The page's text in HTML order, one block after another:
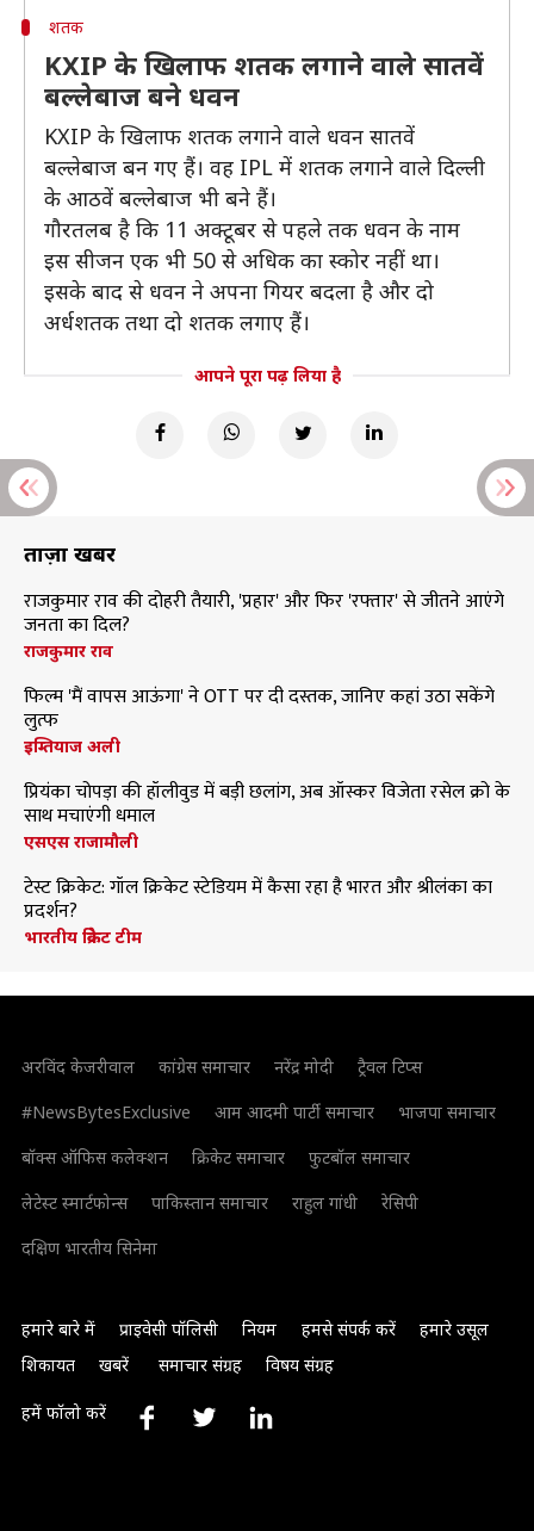
शतक
KXIP के खिलाफ शतक लगाने वाले सातवें
बल्लेबाज बने धवन
KXIP के खिलाफ शतक लगाने वाले धवन सातवें
बल्लेबाज बन गए हैं। वह IPL में शतक लगाने वाले दिल्ली
के आठवें बल्लेबाज भी बने हैं।
गौरतलब है कि 11 अक्टूबर से पहले तक धवन के नाम
इस सीजन एक भी 50 से अधिक का स्कोर नहीं था।
इसके बाद से धवन ने अपना गियर बदला है और दो
अर्धशतक तथा दो शतक लगाए हैं।
आपने पूरा पढ़ लिया है
ताज़ा खबरें
राजकुमार राव की दोहरी तैयारी, 'प्रहार' और फिर 'रफ्तार' से जीतने आएंगे
जनता का दिल?
राजकुमार राव
फिल्म 'मैं वापस आऊंगा' ने OTT पर दी दस्तक, जानिए कहां उठा सकेंगे
लुत्फ
इम्तियाज अली
प्रियंका चोपड़ा की हॉलीवुड में बड़ी छलांग, अब ऑस्कर विजेता रसेल क्रो के
साथ मचाएंगी धमाल
एसएस राजामौली
टेस्ट क्रिकेट: गॉल क्रिकेट स्टेडियम में कैसा रहा है भारत और श्रीलंका का
प्रदर्शन?
भारतीय क्रिकेट टीम
अरविंद केजरीवाल कांग्रेस समाचार नरेंद्र मोदी
ट्रैवल टिप्स
#NewsBytesExclusive
आम आदमी पार्टी समाचार
भाजपा समाचार
बॉक्स ऑफिस कलेक्शन
क्रिकेट समाचार
फुटबॉल समाचार
लेटेस्ट स्मार्टफोन्स
पाकिस्तान समाचार राहुल गांधी
रेसिपी
दक्षिण भारतीय सिनेमा
हमारे बारे में प्राइवेसी पॉलिसी नियम हमसे संपर्क करें
हमारे उसूल
शिकायत
खबरें समाचार संग्रह विषय संग्रह
हमें फॉलो करें